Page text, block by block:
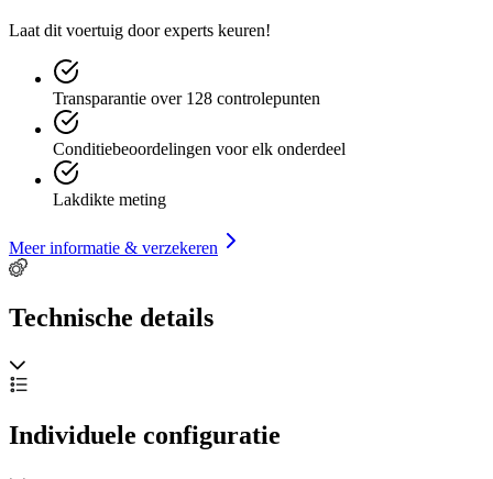
Laat dit voertuig door experts keuren!
Transparantie over 128 controlepunten
Conditiebeoordelingen voor elk onderdeel
Lakdikte meting
Meer informatie & verzekeren
Technische details
Individuele configuratie